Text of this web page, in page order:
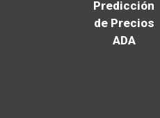
Predicción
de Precios
ADA